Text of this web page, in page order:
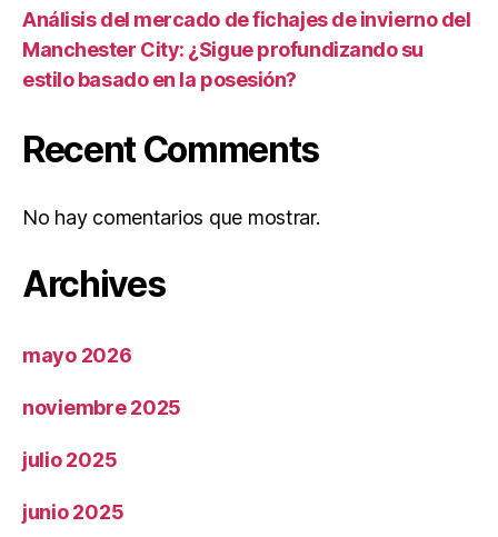
Análisis del mercado de fichajes de invierno del
Manchester City: ¿Sigue profundizando su
estilo basado en la posesión?
Recent Comments
No hay comentarios que mostrar.
Archives
mayo 2026
noviembre 2025
julio 2025
junio 2025